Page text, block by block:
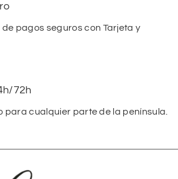
pagos seguros con Tarjeta y
72h
para cualquier parte de la península.